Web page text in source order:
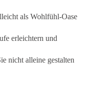
als Wohlfühl-Oase
erleichtern und
nicht alleine gestalten